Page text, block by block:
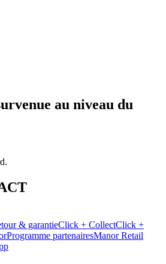
au niveau du
& garantieClick + CollectClick +
Programme partenairesManor Retail